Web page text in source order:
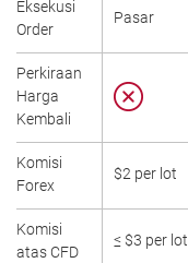
Eksekusi
Order
Pasar
Perkiraan
Harga
Kembali
Komisi
Forex
$2 per lot
Komisi
atas CFD
≤ $3 per lot